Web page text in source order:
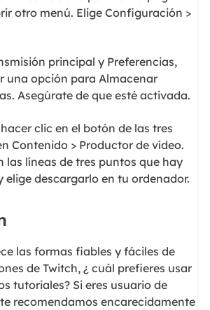
otro menú. Elige Configuración >
principal y Preferencias,
una opción para Almacenar
Asegúrate de que esté activada.
clic en el botón de las tres
Contenido > Productor de vídeo.
las líneas de tres puntos que hay
elige descargarlo en tu ordenador.
las formas fiables y fáciles de
de Twitch, ¿ cuál prefieres usar
tutoriales? Si eres usuario de
recomendamos encarecidamente